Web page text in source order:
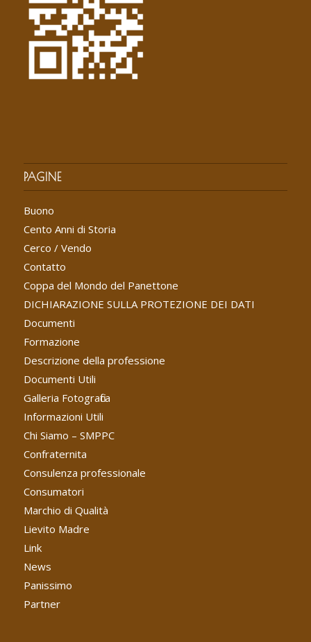
PAGINE
Buono
Cento Anni di Storia
Cerco / Vendo
Contatto
Coppa del Mondo del Panettone
DICHIARAZIONE SULLA PROTEZIONE DEI DATI
Documenti
Formazione
Descrizione della professione
Documenti Utili
Galleria Fotografica
Informazioni Utili
Chi Siamo – SMPPC
Confraternita
Consulenza professionale
Consumatori
Marchio di Qualità
Lievito Madre
Link
News
Panissimo
Partner